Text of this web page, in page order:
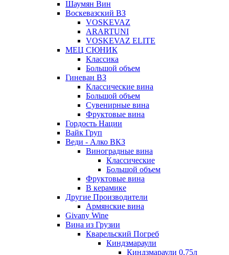
Шаумян Вин
Воскевазский ВЗ
VOSKEVAZ
ARARTUNI
VOSKEVAZ ELITE
МЕЦ СЮНИК
Классика
Большой объем
Гиневан ВЗ
Классические вина
Большой объем
Сувенирные вина
Фруктовые вина
Гордость Нации
Вайк Груп
Веди - Алко ВКЗ
Виноградные вина
Классические
Большой объем
Фруктовые вина
В керамике
Другие Производители
Армянские вина
Givany Wine
Вина из Грузии
Кварельский Погреб
Киндзмараули
Киндзмараули 0,75л